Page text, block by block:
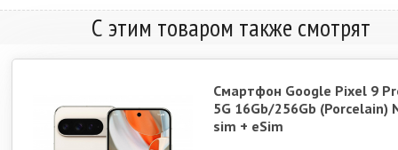
С этим товаром также смотрят
Смартфон Google Pixel 9
5G 16Gb/256Gb (Porcelain)
sim + eSim